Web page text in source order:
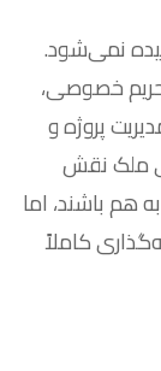
نمی‌شود.
حریم خصوصی،
پروژه و
ملک نقش
هم باشند، اما
کاملاً